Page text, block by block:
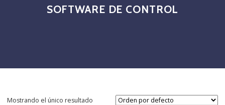
SOFTWARE DE CONTROL
Mostrando el único resultado